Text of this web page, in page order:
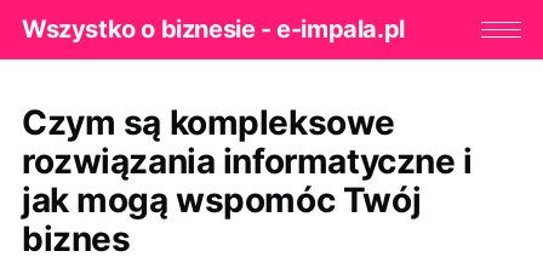
Wszystko o biznesie - e-impala.pl
Czym są kompleksowe
rozwiązania informatyczne i
jak mogą wspomóc Twój
biznes